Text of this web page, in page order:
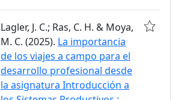
Lagler, J. C.; Ras, C. H. & Moya,
M. C. (2025). La importancia
de los viajes a campo para el
desarrollo profesional desde
la asignatura Introducción a